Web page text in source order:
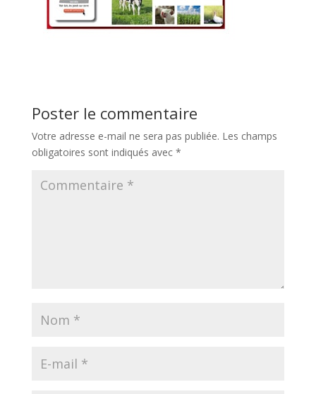
Poster le commentaire
Votre adresse e-mail ne sera pas publiée. Les champs
obligatoires sont indiqués avec *